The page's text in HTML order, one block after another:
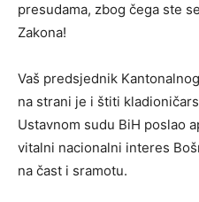
presudama, zbog čega ste
Zakona!
Vaš predsjednik
na strani je i štiti
Ustavnom sudu BiH poslao
vitalni nacionalni interes
na čast i sramotu.